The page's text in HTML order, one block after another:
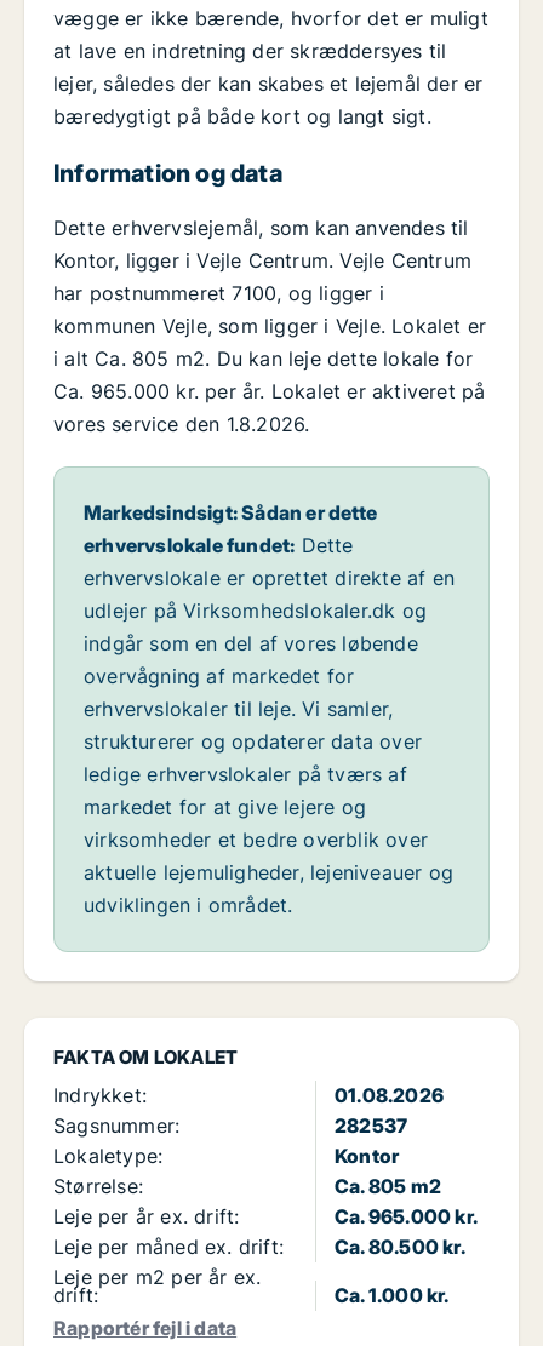
FAKTA OM LOKALET
Indrykket:
01.08.2026
Sagsnummer:
282537
Lokaletype:
Kontor
Størrelse:
Ca. 805 m2
Leje per år ex. drift:
Ca. 965.000 kr.
Leje per måned ex. drift:
Ca. 80.500 kr.
Leje per m2 per år ex.
drift:
Ca. 1.000 kr.
Rapportér fejl i data
vægge er ikke bærende, hvorfor det er muligt
at lave en indretning der skræddersyes til
lejer, således der kan skabes et lejemål der er
bæredygtigt på både kort og langt sigt.
Information og data
Dette erhvervslejemål, som kan anvendes til
Kontor, ligger i Vejle Centrum. Vejle Centrum
har postnummeret 7100, og ligger i
kommunen Vejle, som ligger i Vejle. Lokalet er
i alt Ca. 805 m2. Du kan leje dette lokale for
Ca. 965.000 kr. per år. Lokalet er aktiveret på
vores service den 1.8.2026.
Markedsindsigt: Sådan er dette
erhvervslokale fundet: Dette
erhvervslokale er oprettet direkte af en
udlejer på Virksomhedslokaler.dk og
indgår som en del af vores løbende
overvågning af markedet for
erhvervslokaler til leje. Vi samler,
strukturerer og opdaterer data over
ledige erhvervslokaler på tværs af
markedet for at give lejere og
virksomheder et bedre overblik over
aktuelle lejemuligheder, lejeniveauer og
udviklingen i området.